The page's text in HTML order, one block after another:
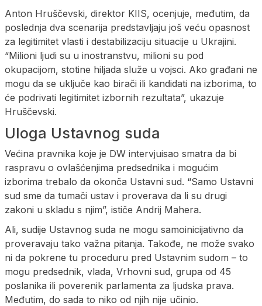
Anton Hruščevski, direktor KIIS, ocenjuje, međutim, da
poslednja dva scenarija predstavljaju još veću opasnost
za legitimitet vlasti i destabilizaciju situacije u Ukrajini.
“Milioni ljudi su u inostranstvu, milioni su pod
okupacijom, stotine hiljada služe u vojsci. Ako građani ne
mogu da se uključe kao birači ili kandidati na izborima, to
će podrivati legitimitet izbornih rezultata”, ukazuje
Hruščevski.
Uloga Ustavnog suda
Većina pravnika koje je DW intervjuisao smatra da bi
raspravu o ovlašćenjima predsednika i mogućim
izborima trebalo da okonča Ustavni sud. “Samo Ustavni
sud sme da tumači ustav i proverava da li su drugi
zakoni u skladu s njim”, ističe Andrij Mahera.
Ali, sudije Ustavnog suda ne mogu samoinicijativno da
proveravaju tako važna pitanja. Takođe, ne može svako
ni da pokrene tu proceduru pred Ustavnim sudom – to
mogu predsednik, vlada, Vrhovni sud, grupa od 45
poslanika ili poverenik parlamenta za ljudska prava.
Međutim, do sada to niko od njih nije učinio.